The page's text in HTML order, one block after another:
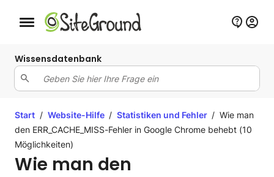
Schaltfläche Mobile Navigation
Wissensdatenbank
Start / Website-Hilfe / Statistiken und Fehler / Wie man
den ERR_CACHE_MISS-Fehler in Google Chrome behebt (10
Möglichkeiten)
Wie man den